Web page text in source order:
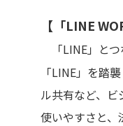
【「LINE
「LINE」とつ
「LINE」を踏
ル共有など、
使いやすさと